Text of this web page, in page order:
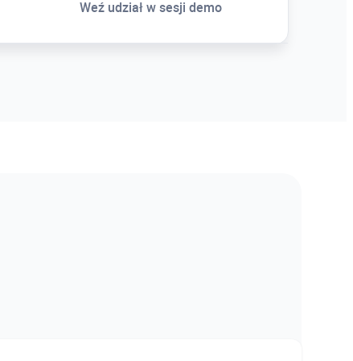
Weź udział w sesji demo